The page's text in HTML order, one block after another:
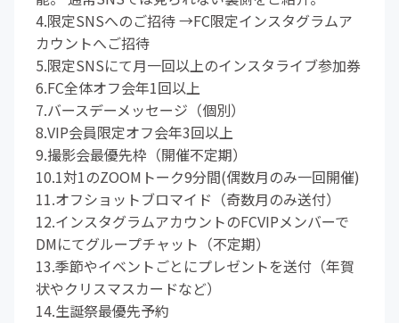
4.限定SNSへのご招待 →FC限定インスタグラムア
カウントへご招待
5.限定SNSにて月一回以上のインスタライブ参加券
6.FC全体オフ会年1回以上
7.バースデーメッセージ（個別）
8.VIP会員限定オフ会年3回以上
9.撮影会最優先枠（開催不定期）
10.1対1のZOOMトーク9分間(偶数月のみ一回開催)
11.オフショットブロマイド（奇数月のみ送付）
12.インスタグラムアカウントのFCVIPメンバーで
DMにてグループチャット（不定期）
13.季節やイベントごとにプレゼントを送付（年賀
状やクリスマスカードなど）
14.生誕祭最優先予約